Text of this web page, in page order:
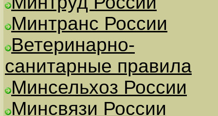
Минтранс России
Ветеринарно-
санитарные правила
Минсельхоз России
Минсвязи России